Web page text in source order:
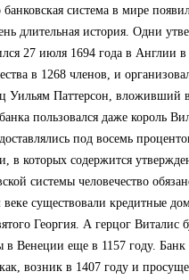
система в мире
длительная история. Одни
27 июля 1694 года в Англии в
в 1268 членов, и
Уильям Паттерсон, вложивший
пользовался даже король
под восемь
в которых содержится
системы человечество
существовали кредитные
Георгия. А герцог Виталис
в Венеции еще в 1157 году. Банк
возник в 1407 году и